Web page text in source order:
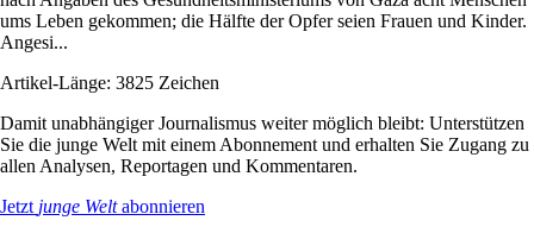
ums Leben gekommen; die Hälfte der Opfer seien Frauen und Kinder.
Angesi...
Artikel-Länge: 3825 Zeichen
Damit unabhängiger Journalismus weiter möglich bleibt: Unterstützen
Sie die junge Welt mit einem Abonnement und erhalten Sie Zugang zu
allen Analysen, Reportagen und Kommentaren.
Jetzt junge Weltabonnieren